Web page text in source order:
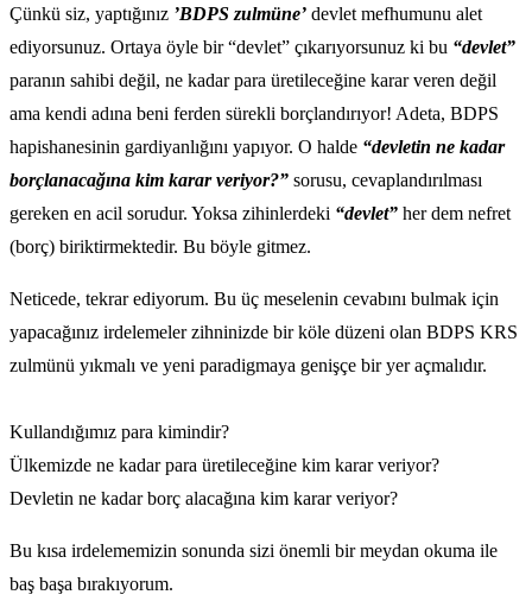
Çünkü siz, yaptığınız ’BDPS zulmüne’ devlet mefhumunu alet
ediyorsunuz. Ortaya öyle bir “devlet” çıkarıyorsunuz ki bu “devlet”
paranın sahibi değil, ne kadar para üretileceğine karar veren değil
ama kendi adına beni ferden sürekli borçlandırıyor! Adeta, BDPS
hapishanesinin gardiyanlığını yapıyor. O halde “devletin ne kadar
borçlanacağına kim karar veriyor?” sorusu, cevaplandırılması
gereken en acil sorudur. Yoksa zihinlerdeki “devlet” her dem nefret
(borç) biriktirmektedir. Bu böyle gitmez.
Neticede, tekrar ediyorum. Bu üç meselenin cevabını bulmak için
yapacağınız irdelemeler zihninizde bir köle düzeni olan BDPS KRS
zulmünü yıkmalı ve yeni paradigmaya genişçe bir yer açmalıdır.
Kullandığımız para kimindir?
Ülkemizde ne kadar para üretileceğine kim karar veriyor?
Devletin ne kadar borç alacağına kim karar veriyor?
Bu kısa irdelememizin sonunda sizi önemli bir meydan okuma ile
baş başa bırakıyorum.